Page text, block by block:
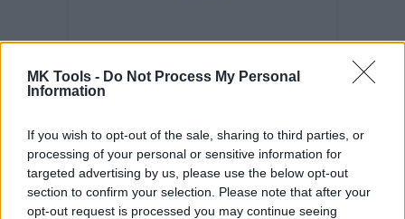
MK Tools - Do Not Process My Personal
Information
If you wish to opt-out of the sale, sharing to third parties, or
processing of your personal or sensitive information for
targeted advertising by us, please use the below opt-out
section to confirm your selection. Please note that after your
opt-out request is processed you may continue seeing
Kód: 650054
28,21 € s DPH
22,93 € bez DPH/ ks